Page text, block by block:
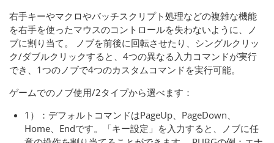
右手キーやマクロやバッチスクリプト処理などの複雑な機能
を右手を使ったマウスのコントロールを失わないように、ノ
ブに割り当て。 ノブを前後に回転させたり、シングルクリッ
ク/ダブルクリックすると、4つの異なる入力コマンドが実行
でき、1つのノブで4つのカスタムコマンドを実行可能。
ゲームでのノブ使用/2タイプから選べます：
1）：デフォルトコマンドはPageUp、PageDown、
Home、Endです。「キー設定」を入力すると、ノブに任